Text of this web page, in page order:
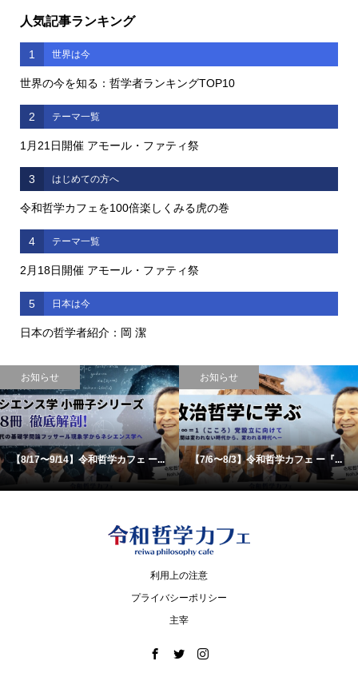
人気記事ランキング
1 世界は今
世界の今を知る：哲学者ランキングTOP10
2 テーマ一覧
1月21日開催 アモール・ファティ祭
3 はじめての方へ
令和哲学カフェを100倍楽しくみる虎の巻
4 テーマ一覧
2月18日開催 アモール・ファティ祭
5 日本は今
日本の哲学者紹介：岡 潔
お知らせ
【8/17〜9/14】令和哲学カフェ ー...
お知らせ
【7/6〜8/3】令和哲学カフェ ー『...
利用上の注意
プライバシーポリシー
主宰